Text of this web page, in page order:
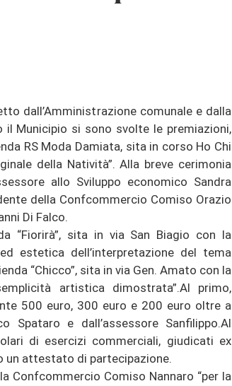
dall’Amministrazione comunale e dalla
Municipio si sono svolte le premiazioni,
RS Moda Damiata, sita in corso Ho Chi
della Natività”. Alla breve cerimonia
allo Sviluppo economico Sandra
della Confcommercio Comiso Orazio
Di Falco.
“Fiorirà”, sita in via San Biagio con la
estetica dell’interpretazione del tema
“Chicco”, sita in via Gen. Amato con la
artistica dimostrata”.Al primo,
500 euro, 300 euro e 200 euro oltre a
e dall’assessore Sanfilippo.Al
di esercizi commerciali, giudicati ex
un attestato di partecipazione.
Confcommercio Comiso Nannaro “per la